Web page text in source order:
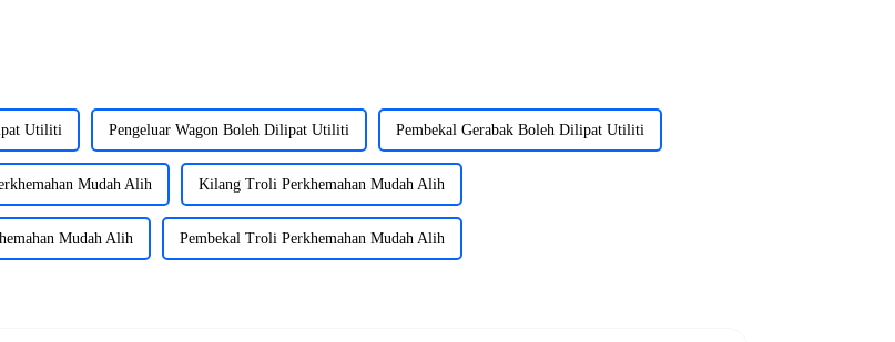
Utiliti Pengeluar Wagon Boleh Dilipat Utiliti Pembekal Gerabak Boleh Dilipat Utiliti
Mudah Alih Kilang Troli Perkhemahan Mudah Alih
Mudah Alih Pembekal Troli Perkhemahan Mudah Alih